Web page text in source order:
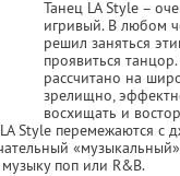
Танец LA Style –
игривый. В любом
решил заняться
проявиться
рассчитано на
зрелищно,
восхищать и
Style перемежаются с
поп или R&B.